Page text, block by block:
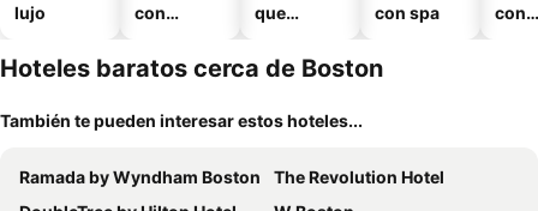
lujo
con
que
mascotas
con spa
con
Hoteles baratos cerca de Boston
También te pueden interesar estos hoteles...
Ramada by Wyndham Boston
The Revolution Hotel